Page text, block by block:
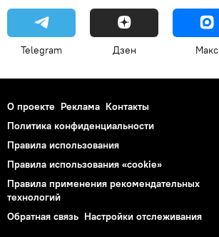
Telegram Дзен Макс
О проекте Реклама Контакты
Политика конфиденциальности
Правила использования
Правила использования «cookie»
Правила применения рекомендательных
технологий
Обратная связь Настройки отслеживания